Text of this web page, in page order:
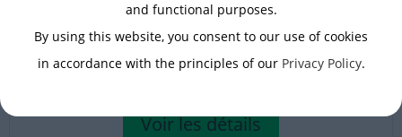
De: 688.80 EUR
avec 20% TVA, frais de port non inclus
Voir les détails
and functional purposes.
By using this website, you consent to our use of cookies
in accordance with the principles of our Privacy Policy.